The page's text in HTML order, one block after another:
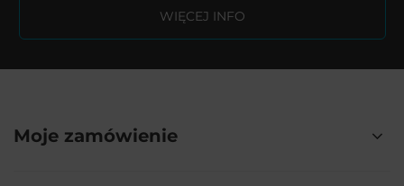
WIĘCEJ INFO
Moje zamówienie